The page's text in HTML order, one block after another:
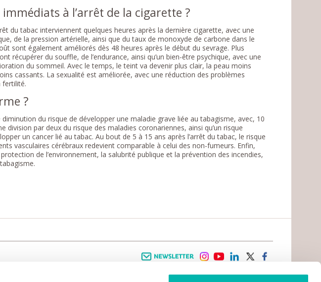
à l’arrêt de la cigarette ?
du tabac interviennent quelques heures après la dernière cigarette, avec une
de la pression artérielle, ainsi que du taux de monoxyde de carbone dans le
sont également améliorés dès 48 heures après le début du sevrage. Plus
récupérer du souffle, de l’endurance, ainsi qu’un bien-être psychique, avec une
du sommeil. Avec le temps, le teint va devenir plus clair, la peau moins
cassants. La sexualité est améliorée, avec une réduction des problèmes
fertilité.
?
du risque de développer une maladie grave liée au tabagisme, avec, 10
division par deux du risque des maladies coronariennes, ainsi qu’un risque
un cancer lié au tabac. Au bout de 5 à 15 ans après l’arrêt du tabac, le risque
vasculaires cérébraux redevient comparable à celui des non-fumeurs. Enfin,
de l’environnement, la salubrité publique et la prévention des incendies,